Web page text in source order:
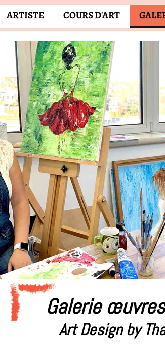
ARTISTE COURS D'ART
Galerie
Art Design by